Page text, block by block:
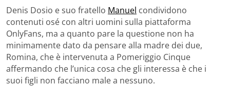
Denis Dosio e suo fratello Manuel condividono
contenuti osé con altri uomini sulla piattaforma
OnlyFans, ma a quanto pare la questione non ha
minimamente dato da pensare alla madre dei due,
Romina, che è intervenuta a Pomeriggio Cinque
affermando che l’unica cosa che gli interessa è che i
suoi figli non facciano male a nessuno.